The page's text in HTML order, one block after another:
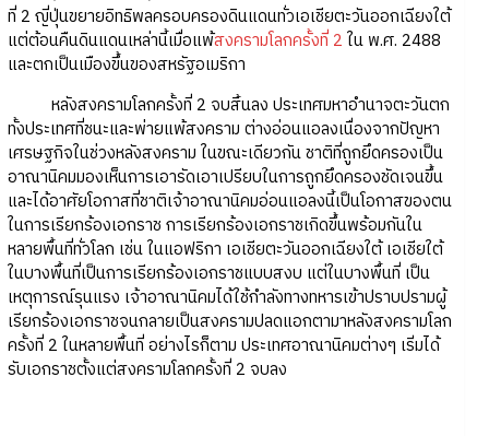
ที่ 2 ญี่ปุ่นขยายอิทธิพลครอบครองดินแดนทั่วเอเชียตะวันออกเฉียงใต้
แต่ต้อนคืนดินแดนเหล่านี้เมื่อแพ้สงครามโลกครั้งที่ 2 ใน พ.ศ. 2488
และตกเป็นเมืองขึ้นของสหรัฐอเมริกา
หลังสงครามโลกครั้งที่ 2 จบสิ้นลง ประเทศมหาอำนาจตะวันตก
ทั้งประเทศที่ชนะและพ่ายแพ้สงคราม ต่างอ่อนแอลงเนื่องจากปัญหา
เศรษฐกิจในช่วงหลังสงคราม ในขณะเดียวกัน ชาติที่ถูกยึดครองเป็น
อาณานิคมมองเห็นการเอารัดเอาเปรียบในการถูกยึดครองชัดเจนขึ้น
และได้อาศัยโอกาสที่ชาติเจ้าอาณานิคมอ่อนแอลงนี้เป็นโอกาสของตน
ในการเรียกร้องเอกราช การเรียกร้องเอกราชเกิดขึ้นพร้อมกันใน
หลายพื้นที่ทั่วโลก เช่น ในแอฟริกา เอเชียตะวันออกเฉียงใต้ เอเชียใต้
ในบางพื้นที่เป็นการเรียกร้องเอกราชแบบสงบ แต่ในบางพื้นที่ เป็น
เหตุการณ์รุนแรง เจ้าอาณานิคมได้ใช้กำลังทางทหารเข้าปราบปรามผู้
เรียกร้องเอกราชจนกลายเป็นสงครามปลดแอกตามาหลังสงครามโลก
ครั้งที่ 2 ในหลายพื้นที่ อย่างไรก็ตาม ประเทศอาณานิคมต่างๆ เริ่มได้
รับเอกราชตั้งแต่สงครามโลกครั้งที่ 2 จบลง